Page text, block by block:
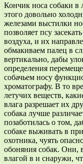
Кончик носа собаки
этого довольно
железами выстилки
позволяет псу
воздуха, и их
обмакиваем палец в
вертикально, дабы
определения
собачьем носу
хроматографу. В то
летучих веществ,
влага разрешает их
собака лучше
позаботилась о том,
собаке выживать в
охотника, чуять
обоняния собак. Они,
влагой в и снаружи,